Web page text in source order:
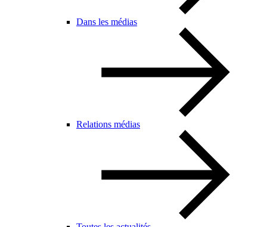
Dans les médias
Relations médias